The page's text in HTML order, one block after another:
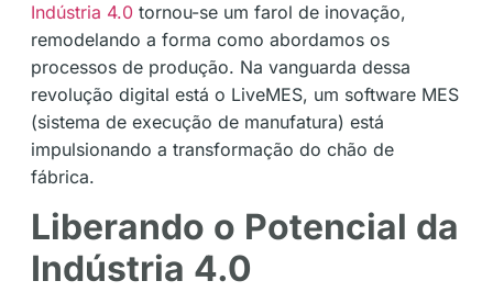
Indústria 4.0 tornou-se um farol de inovação,
remodelando a forma como abordamos os
processos de produção. Na vanguarda dessa
revolução digital está o LiveMES, um software MES
(sistema de execução de manufatura) está
impulsionando a transformação do chão de
fábrica.
Liberando o Potencial da
Indústria 4.0